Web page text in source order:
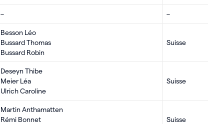
– –
Besson Léo
Bussard Thomas
Bussard Robin
Suisse
Deseyn Thibe
Meier Léa
Ulrich Caroline
Suisse
Martin Anthamatten
Rémi Bonnet
Suisse